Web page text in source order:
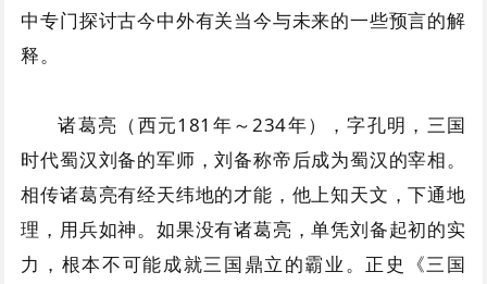
中专门探讨古今中外有关当今与未来的一些预言的解
释。
诸葛亮（西元181年～234年），字孔明，三国
时代蜀汉刘备的军师，刘备称帝后成为蜀汉的宰相。
相传诸葛亮有经天纬地的才能，他上知天文，下通地
理，用兵如神。如果没有诸葛亮，单凭刘备起初的实
力，根本不可能成就三国鼎立的霸业。正史《三国